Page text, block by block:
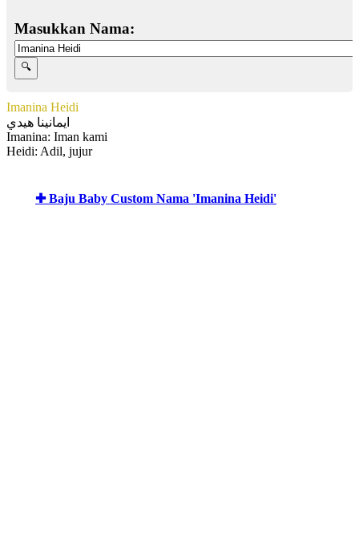
Masukkan Nama:
Imanina Heidi
ايمانينا هيدي
Imanina: Iman kami
Heidi: Adil, jujur
✚ Baju Baby Custom Nama 'Imanina Heidi'